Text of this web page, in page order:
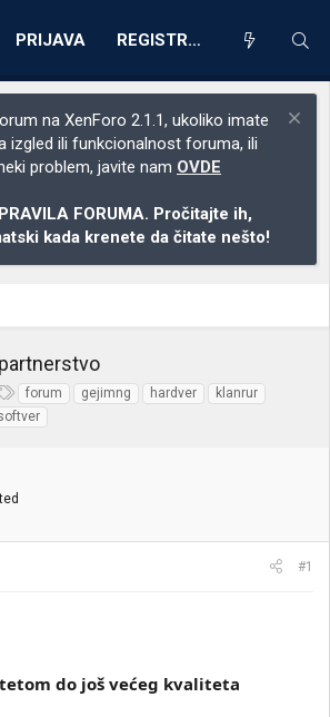
PRIJAVA REGISTRACIJA
na XenForo 2.1.1, ukoliko imate
izgled ili funkcionalnost foruma, ili
problem, javite nam OVDE
FORUMA. Pročitajte ih,
kada krenete da čitate nešto!
partnerstvo
O
z
n
e
forum gejimng hardver
klanrur
#1
do još većeg kvaliteta